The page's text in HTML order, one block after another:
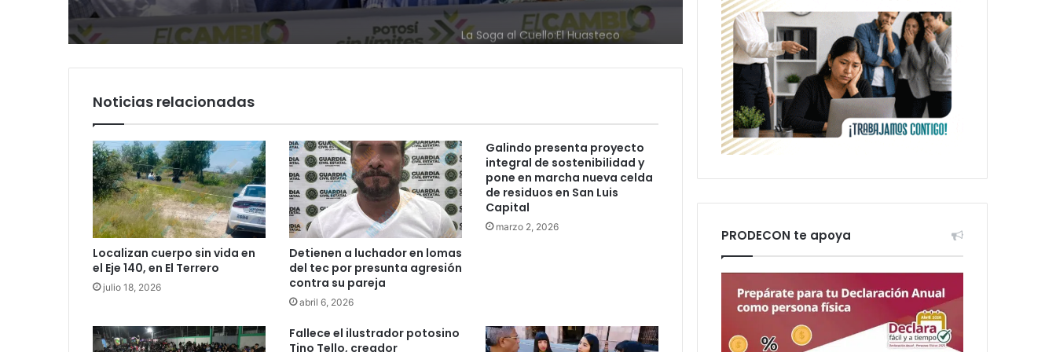
Soledad y destaca
coordinación con Gobierno
del Estado
PRI
Ruth González destaca impacto del
nuevo paso a desnivel en la
movilidad estatal
destaca coordinación con
Luis Mejía inicia diagnóstico en
Parques Tangamanga y defiende
llegada tras renunciar al PRI
Carlos Arreola pide a morenistas no
Noticias relacionadas
Localizan cuerpo sin vida en
el Eje 140, en El Terrero
julio 18, 2026
Detienen a luchador en lomas
del tec por presunta agresión
contra su pareja
abril 6, 2026
Galindo presenta proyecto
integral de sostenibilidad y
pone en marcha nueva celda
de residuos en San Luis
Capital
marzo 2, 2026
Fallece el ilustrador potosino
Tino Tello, creador
PRODECON te apoya